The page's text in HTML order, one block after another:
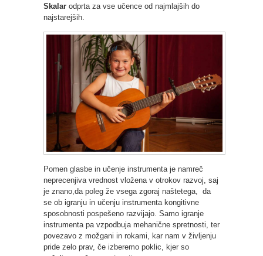
Skalar odprta za vse učence od najmlajših do
najstarejših.
Pomen glasbe in učenje instrumenta je namreč
neprecenjiva vrednost vložena v otrokov razvoj, saj
je znano,da poleg že vsega zgoraj naštetega, da
se ob igranju in učenju instrumenta kongitivne
sposobnosti pospešeno razvijajo. Samo igranje
instrumenta pa vzpodbuja mehanične spretnosti, ter
povezavo z možgani in rokami, kar nam v življenju
pride zelo prav, če izberemo poklic, kjer so